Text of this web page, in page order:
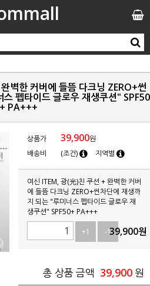
벽한 커버에 들뜸 다크닝 ZERO+썬
펩타이드 글로우 재생쿠션" SPF50
+ PA+++
상품가 39,900원
배송비
(조건) 지역별
여신 ITEM, 광(光)친 쿠션 + 완벽한 커버
에 들뜸 다크닝 ZERO+썬차단에 재생까
지 되는 "루미너스 펩타이드 글로우 재
생쿠션" SPF50+ PA+++
+1
-139,900원
총 상품 금액 39,900 원